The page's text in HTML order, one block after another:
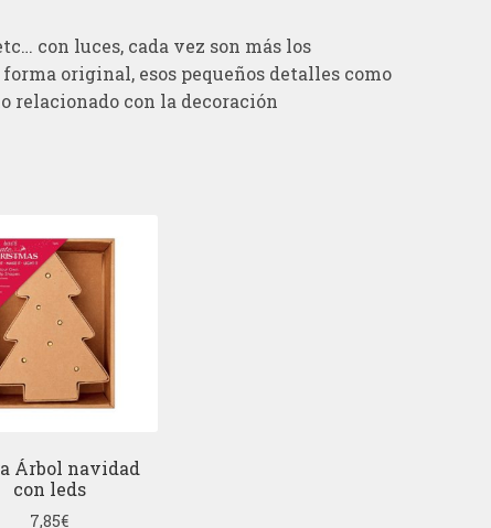
con luces, cada vez son más los
original, esos pequeños detalles como
relacionado con la decoración
Árbol navidad
con leds
7,85€